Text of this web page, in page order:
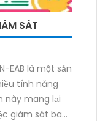
SÁT
EAB là một sản
tính năng
này mang lại
giám sát ban